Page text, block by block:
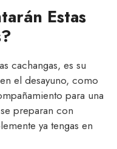
Estas
cachangas, es su
el desayuno, como
para una
preparan con
ya tengas en